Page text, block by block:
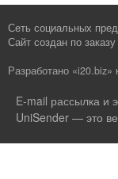
Сеть социальных
Сайт создан по заказу
Разработано «i20.biz»
E-mail рассылка и
UniSender — это